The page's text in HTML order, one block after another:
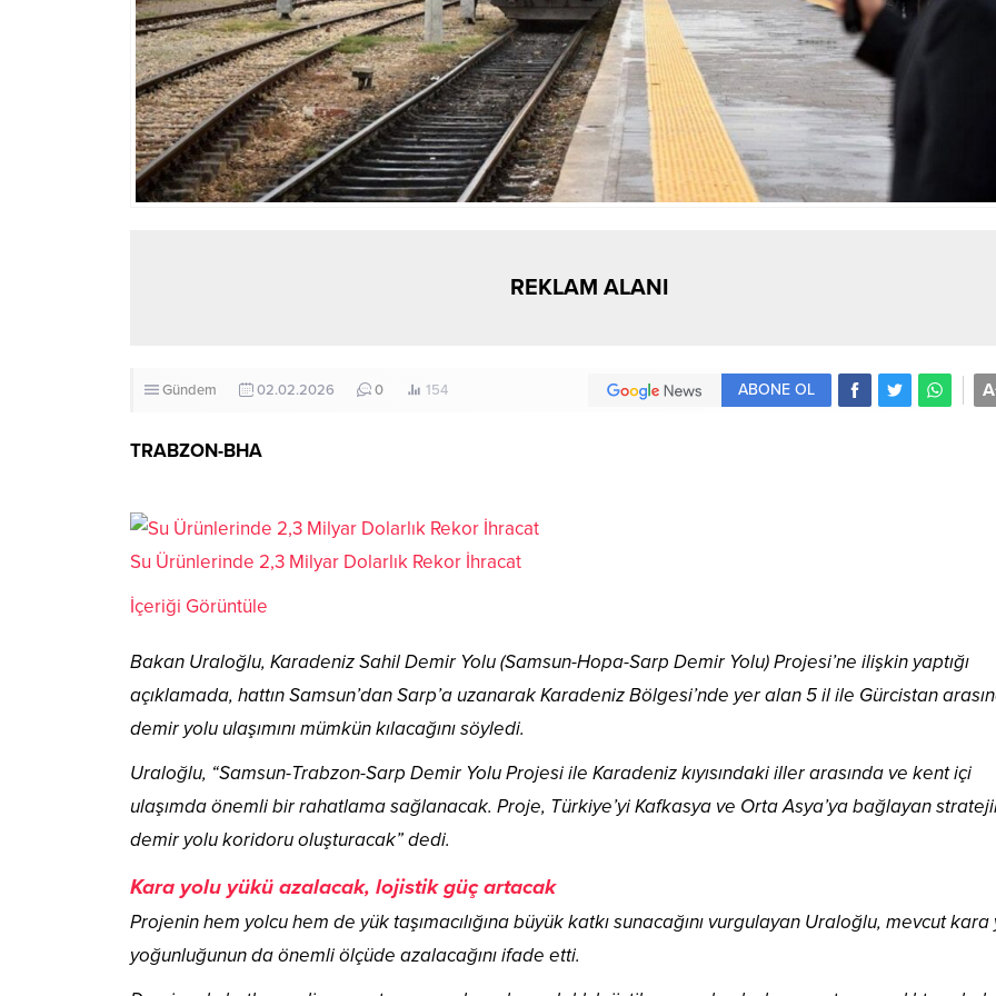
REKLAM ALANI
Gündem 02.02.2026 0 154 A
ABONE OL
TRABZON-BHA
Su Ürünlerinde 2,3 Milyar Dolarlık Rekor İhracat
İçeriği Görüntüle
Bakan Uraloğlu, Karadeniz Sahil Demir Yolu (Samsun-Hopa-Sarp Demir Yolu) Projesi’ne ilişkin yaptığı
açıklamada, hattın Samsun’dan Sarp’a uzanarak Karadeniz Bölgesi’nde yer alan 5 il ile Gürcistan
demir yolu ulaşımını mümkün kılacağını söyledi.
Uraloğlu, “Samsun-Trabzon-Sarp Demir Yolu Projesi ile Karadeniz kıyısındaki iller arasında ve kent içi
ulaşımda önemli bir rahatlama sağlanacak. Proje, Türkiye’yi Kafkasya ve Orta Asya’ya bağlayan
demir yolu koridoru oluşturacak” dedi.
Kara yolu yükü azalacak, lojistik güç artacak
Projenin hem yolcu hem de yük taşımacılığına büyük katkı sunacağını vurgulayan Uraloğlu, mevcut kara
yoğunluğunun da önemli ölçüde azalacağını ifade etti.